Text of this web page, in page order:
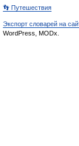
👣 Путешествия
Экспорт словарей на
WordPress, MODx.